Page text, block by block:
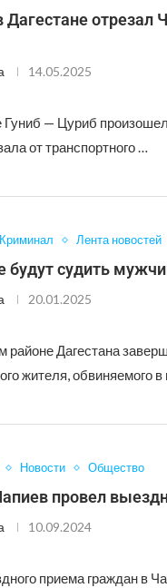
отрезал
14.05.2025
Гуниб — Цуриб
от транспортного …
Криминал Лента новостей
будут судить
20.01.2025
районе Дагестана
жителя, обвиняемого
Новости Общество
провел
10.09.2024
приема граждан в